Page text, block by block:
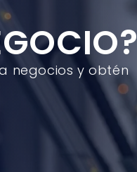
negocios y obtén